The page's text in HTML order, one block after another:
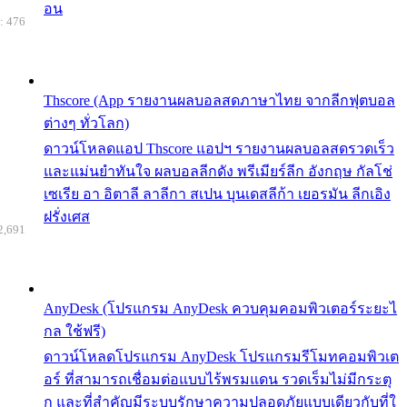
อน
Thscore (App รายงานผลบอลสดภาษาไทย จากลีกฟุตบอล
ต่างๆ ทั่วโลก)
ดาวน์โหลดแอป Thscore แอปฯ รายงานผลบอลสดรวดเร็ว
และแม่นยำทันใจ ผลบอลลีกดัง พรีเมียร์ลีก อังกฤษ กัลโช่
เซเรีย อา อิตาลี ลาลีกา สเปน บุนเดสลีก้า เยอรมัน ลีกเอิง
ฝรั่งเศส
476
AnyDesk (โปรแกรม AnyDesk ควบคุมคอมพิวเตอร์ระยะไ
กล ใช้ฟรี)
ดาวน์โหลดโปรแกรม AnyDesk โปรแกรมรีโมทคอมพิวเต
อร์ ที่สามารถเชื่อมต่อแบบไร้พรมแดน รวดเร็มไม่มีกระตุ
ก และที่สำคัญมีระบบรักษาความปลอดภัยแบบเดียวกับที่ใ